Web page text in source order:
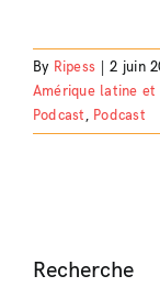
By Ripess 2 juin
Amérique latine et
Podcast, Podcast
Recherche